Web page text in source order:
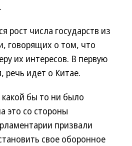
рост числа государств из
говорящих о том, что
их интересов. В первую
речь идет о Китае.
бы то ни было
это со стороны
призвали
свое оборонное